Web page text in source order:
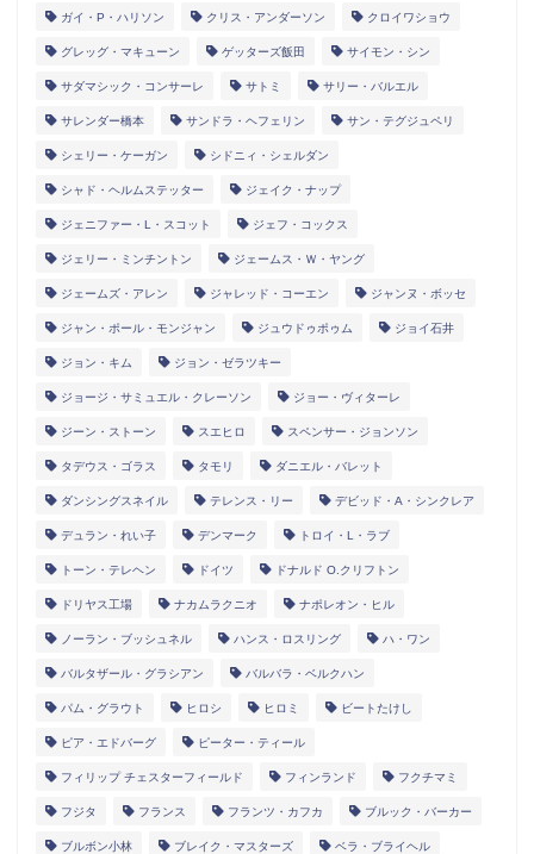
ガイ・P・ハリソン クリス・アンダーソン クロイワショウ
グレッグ・マキューン ゲッターズ飯田 サイモン・シン
サダマシック・コンサーレ サトミ サリー・バルエル
サレンダー橋本 サンドラ・ヘフェリン サン・テグジュペリ
シェリー・ケーガン シドニィ・シェルダン
シャド・ヘルムステッター ジェイク・ナップ
ジェニファー・L・スコット ジェフ・コックス
ジェリー・ミンチントン ジェームス・Ｗ・ヤング
ジェームズ・アレン ジャレッド・コーエン ジャンヌ・ボッセ
ジャン・ポール・モンジャン ジュウドゥポゥム ジョイ石井
ジョン・キム ジョン・ゼラツキー
ジョージ・サミュエル・クレーソン ジョー・ヴィターレ
ジーン・ストーン スエヒロ スペンサー・ジョンソン
タデウス・ゴラス タモリ ダニエル・バレット
ダンシングスネイル テレンス・リー デビッド・A・シンクレア
デュラン・れい子 デンマーク トロイ・L・ラブ
トーン・テレヘン ドイツ ドナルド O.クリフトン
ドリヤス工場 ナカムラクニオ ナポレオン・ヒル
ノーラン・ブッシュネル ハンス・ロスリング ハ・ワン
バルタザール・グラシアン バルバラ・ベルクハン
パム・グラウト ヒロシ ヒロミ ビートたけし
ピア・エドバーグ ピーター・ティール
フィリップ チェスターフィールド フィンランド フクチマミ
フジタ フランス フランツ・カフカ ブルック・バーカー
ブルボン小林 ブレイク・マスターズ ベラ・ブライヘル